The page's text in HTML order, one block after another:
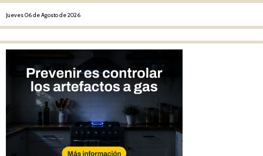
Jueves 06 de Agosto de 2026